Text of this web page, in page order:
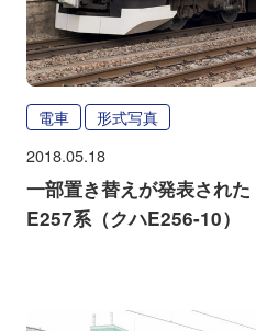
電車 形式写真
2018.05.18
一部置き替えが発表され
E257系（クハE256-10）